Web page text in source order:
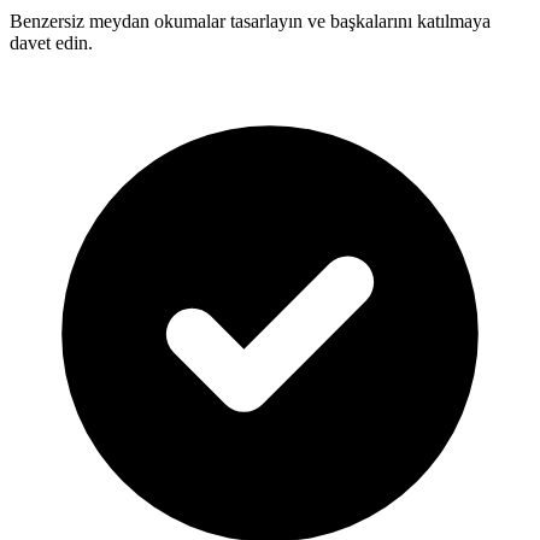
Benzersiz meydan okumalar tasarlayın ve başkalarını katılmaya
davet edin.